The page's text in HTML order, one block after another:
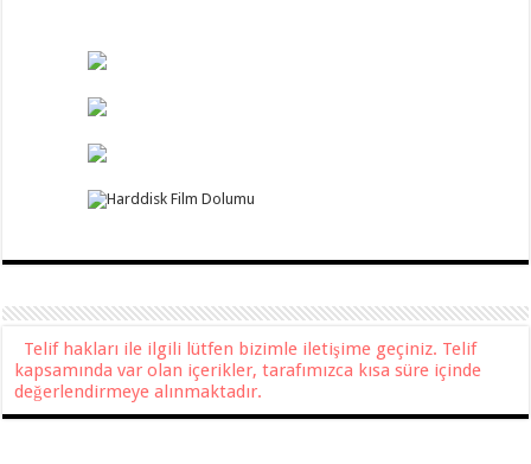
Telif hakları ile ilgili lütfen bizimle iletişime geçiniz. Telif
kapsamında var olan içerikler, tarafımızca kısa süre içinde
değerlendirmeye alınmaktadır.